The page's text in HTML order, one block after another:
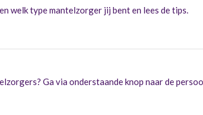
welk type mantelzorger jij bent en lees de tips.
Ga via onderstaande knop naar de